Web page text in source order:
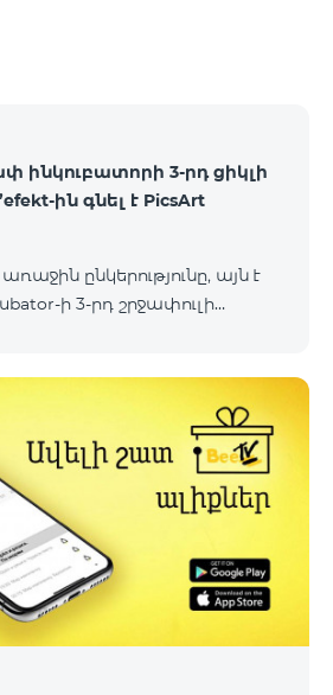
ինկուբատորի 3-րդ ցիկլի
ին գնել է PicsArt
ընկերությունը, այն է
ի 3-րդ շրջափուլի
վիզուալ նյութեր։ Նշենք, որ
ամենամեծ հաջողության
է, որի ընդհանուր
է 54 միլիոն դոլար:
է տալիս
լուսանկարներ,
D'efekt-ը